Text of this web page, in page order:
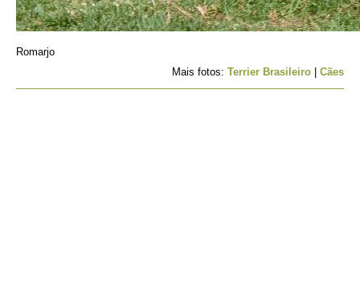
Romarjo
Mais fotos: Terrier Brasileiro Cães